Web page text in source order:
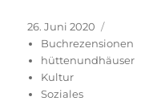
Veröffentlicht
am
26. Juni 2020
Buchrezensionen
hüttenundhäuser
Kultur
Soziales